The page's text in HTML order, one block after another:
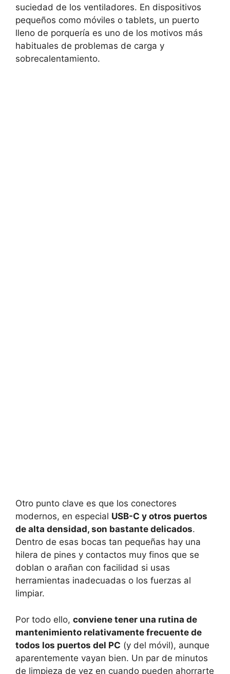
suciedad de los ventiladores. En dispositivos
pequeños como móviles o tablets, un puerto
lleno de porquería es uno de los motivos más
habituales de problemas de carga y
sobrecalentamiento.
Otro punto clave es que los conectores
modernos, en especial USB-C y otros puertos
de alta densidad, son bastante delicados.
Dentro de esas bocas tan pequeñas hay una
hilera de pines y contactos muy finos que se
doblan o arañan con facilidad si usas
herramientas inadecuadas o los fuerzas al
limpiar.
Por todo ello, conviene tener una rutina de
mantenimiento relativamente frecuente de
todos los puertos del PC (y del móvil), aunque
aparentemente vayan bien. Un par de minutos
de limpieza de vez en cuando pueden ahorrarte